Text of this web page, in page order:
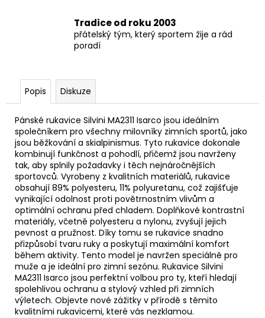
Tradice od roku 2003
přátelský tým, který sportem žije a rád
poradí
Popis Diskuze
Pánské rukavice Silvini MA2311 Isarco jsou ideálním
společníkem pro všechny milovníky zimních sportů, jako
jsou běžkování a skialpinismus. Tyto rukavice dokonale
kombinují funkčnost a pohodlí, přičemž jsou navrženy
tak, aby splnily požadavky i těch nejnáročnějších
sportovců. Vyrobeny z kvalitních materiálů, rukavice
obsahují 89% polyesteru, 11% polyuretanu, což zajišťuje
vynikající odolnost proti povětrnostním vlivům a
optimální ochranu před chladem. Doplňkové kontrastní
materiály, včetně polyesteru a nylonu, zvyšují jejich
pevnost a pružnost. Díky tomu se rukavice snadno
přizpůsobí tvaru ruky a poskytují maximální komfort
během aktivity. Tento model je navržen speciálně pro
muže a je ideální pro zimní sezónu. Rukavice Silvini
MA2311 Isarco jsou perfektní volbou pro ty, kteří hledají
spolehlivou ochranu a stylový vzhled při zimních
výletech. Objevte nové zážitky v přírodě s těmito
kvalitními rukavicemi, které vás nezklamou.